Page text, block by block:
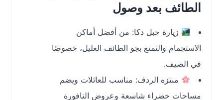
الطائف بعد وصول
زيارة جبل دكا: من أفضل أماكن
الاستجمام والتمتع بجو الطائف العليل، خصوصًا
في الصيف.
منتزه الردف: مناسب للعائلات ويضم
مساحات خضراء شاسعة وعروض النافورة